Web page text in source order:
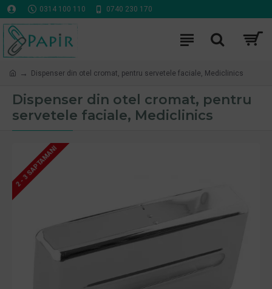
0314 100 110 0740 230 170
Dispenser din otel cromat, pentru servetele faciale, Mediclinics
Dispenser din otel cromat, pentru
servetele faciale, Mediclinics
2 - 3 SAPTAMANI